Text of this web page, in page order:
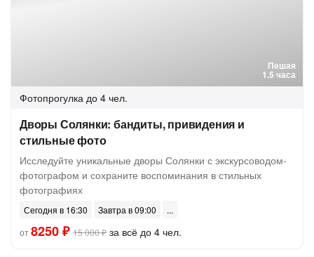
Пешая
1.5 часа
Фотопрогулка до 4 чел.
Дворы Солянки: бандиты, привидения и
стильные фото
Исследуйте уникальные дворы Солянки с экскурсоводом-
фотографом и сохраните воспоминания в стильных
фотографиях
Сегодня в 16:30
Завтра в 09:00
от8250 ₽ 15 000 ₽ за всё до 4 чел.